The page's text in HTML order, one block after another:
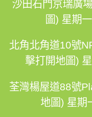
沙田石門京瑞廣
圖) 星期
北角北角道10號
擊打開地圖)
荃灣楊屋道88號
地圖) 星期